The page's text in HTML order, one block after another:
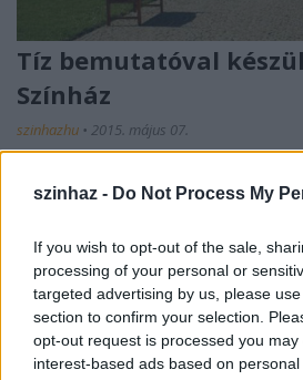
szinhaz - Do Not Process My
If you wish to opt-out of the sale,
processing of your personal or
targeted advertising by us, please
section to confirm your selection.
opt-out request is processed you may
interest-based ads based on
Tíz bemutatóval
Színház
szinhazhu • 2015. május 07.
6 nagyszínpadi és 3 stúdió-
szabadtéri produkcióval várja a
évadban a Nemzeti Színház,
Alexander Morfov, Anatolij
Galambos Péter, Sardar
is rendezni fog.